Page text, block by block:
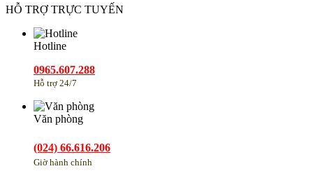
HỖ TRỢ TRỰC TUYẾN
Hotline
0965.607.288
Hỗ trợ 24/7
Văn phòng
(024) 66.616.206
Giờ hành chính